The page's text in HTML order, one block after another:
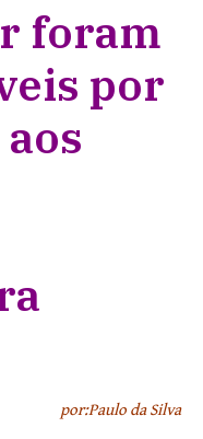
foram
por
por:Paulo da Silva